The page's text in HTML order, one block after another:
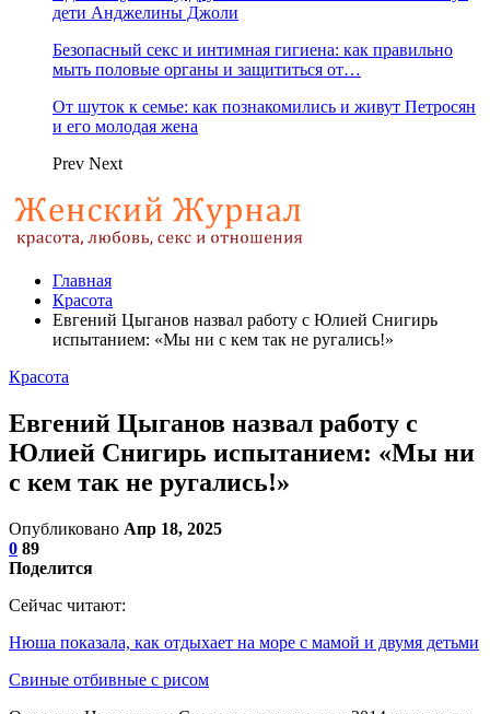
дети Анджелины Джоли
Безопасный секс и интимная гигиена: как правильно
мыть половые органы и защититься от…
От шуток к семье: как познакомились и живут Петросян
и его молодая жена
Prev Next
Главная
Красота
Евгений Цыганов назвал работу с Юлией Снигирь
испытанием: «Мы ни с кем так не ругались!»
Красота
Евгений Цыганов назвал работу с
Юлией Снигирь испытанием: «Мы ни
с кем так не ругались!»
Опубликовано Апр 18, 2025
0 89
Поделится
Сейчас читают:
Нюша показала, как отдыхает на море с мамой и двумя детьми
Свиные отбивные с рисом